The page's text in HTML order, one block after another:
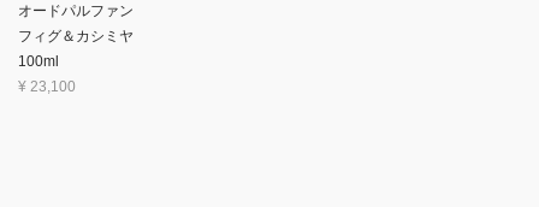
オードパルファン
フィグ＆カシミヤ
100ml
¥ 23,100